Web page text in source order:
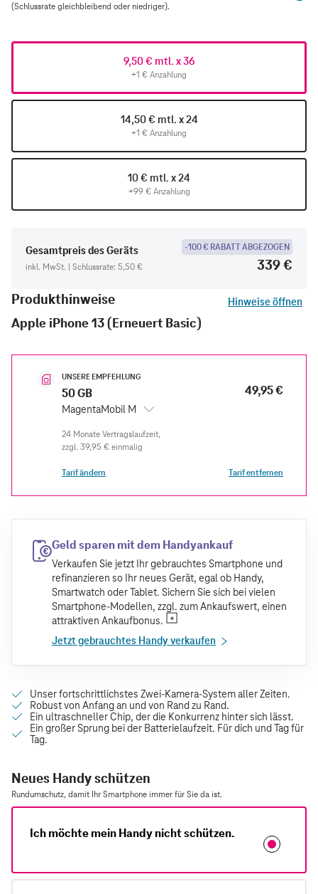
(Schlussrate gleichbleibend oder niedriger).
9,50 € mtl. x 36
+1 € Anzahlung
14,50 € mtl. x 24
+1 € Anzahlung
10 € mtl. x 24
+99 € Anzahlung
Gesamtpreis des Geräts
inkl. MwSt. | Schlussrate: 5,50 €
-100 € RABATT ABGEZOGEN
339 €
Produkthinweise
Hinweise öffnen
Apple iPhone 13 (Erneuert Basic)
UNSERE EMPFEHLUNG
50 GB
MagentaMobil M
49,95 €
zzgl. 39,95 € einmalig
Tarif ändern Tarif entfernen
Geld sparen mit dem Handyankauf
Verkaufen Sie jetzt Ihr gebrauchtes Smartphone und
refinanzieren so Ihr neues Gerät, egal ob Handy,
Smartwatch oder Tablet. Sichern Sie sich bei vielen
Smartphone-Modellen, zzgl. zum Ankaufswert, einen
attraktiven Ankaufbonus.
Jetzt gebrauchtes Handy verkaufen
Neues Handy schützen
Rundumschutz, damit Ihr Smartphone immer für Sie da ist.
Ich möchte mein Handy nicht schützen.